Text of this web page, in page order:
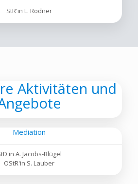
StR'in L. Rodner
Aktivitäten und
Mediation
A. Jacobs-Blügel
OStR'in S. Lauber